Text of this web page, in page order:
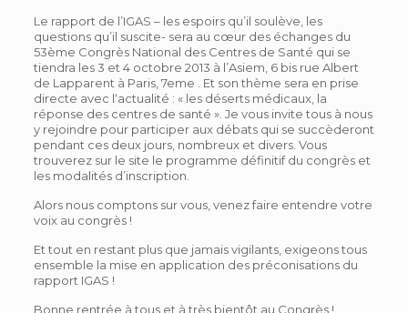
Le rapport de l’IGAS – les espoirs qu’il soulève, les
questions qu’il suscite- sera au cœur des échanges du
53ème Congrès National des Centres de Santé qui se
tiendra les 3 et 4 octobre 2013 à l’Asiem, 6 bis rue Albert
de Lapparent à Paris, 7eme . Et son thème sera en prise
directe avec l‘actualité : « les déserts médicaux, la
réponse des centres de santé ». Je vous invite tous à nous
y rejoindre pour participer aux débats qui se succèderont
pendant ces deux jours, nombreux et divers. Vous
trouverez sur le site le programme définitif du congrès et
les modalités d’inscription.
Alors nous comptons sur vous, venez faire entendre votre
voix au congrès !
Et tout en restant plus que jamais vigilants, exigeons tous
ensemble la mise en application des préconisations du
rapport IGAS !
Bonne rentrée à tous et à très bientôt au Congrès !